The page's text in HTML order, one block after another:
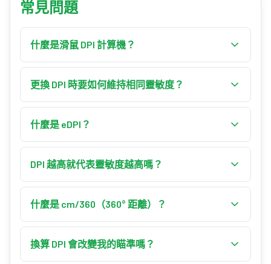
常見問題
什麼是滑鼠 DPI 計算機？
滑鼠 DPI 計算機會在你更換 DPI 時換算靈敏度，讓
滑鼠維持完全相同的手感。輸入目前的 DPI 與遊
靈敏度。
更換 DPI 時要如何維持相同靈敏度？
把目前靈敏度乘以目前 DPI，再除以新 DPI：新靈
敏度 = 目前靈敏度 ×（目前 DPI ÷ 新 DPI）。例如從
感一致。
什麼是 eDPI？
eDPI（有效每吋點數）是你的 DPI 乘以遊戲內靈
敏度——例如 800 DPI × 0.5 = 400 eDPI。由於 eDPI
DPI 越高就代表靈敏度越高嗎？
單獨來看是的——DPI 越高，游標或鏡頭移動得越
快。但正確換算時，提高 DPI 會以相同倍數降低
變你瞄準時需要移動的距離。
什麼是 cm/360（360° 距離）？
cm/360 是你在遊戲中轉滿 360° 所滑動滑鼠的實際
距離。它取決於 DPI、遊戲內靈敏度與遊戲的 yaw
換算 DPI 會改變我的瞄準嗎？